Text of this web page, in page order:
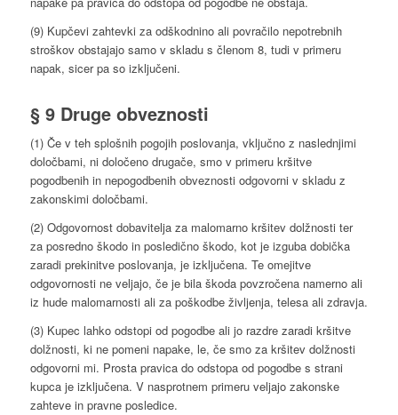
(9) Kupčevi zahtevki za odškodnino ali povračilo nepotrebnih
stroškov obstajajo samo v skladu s členom 8, tudi v primeru
napak, sicer pa so izključeni.
§ 9 Druge obveznosti
(1) Če v teh splošnih pogojih poslovanja, vključno z naslednjimi
določbami, ni določeno drugače, smo v primeru kršitve
pogodbenih in nepogodbenih obveznosti odgovorni v skladu z
zakonskimi določbami.
(2) Odgovornost dobavitelja za malomarno kršitev dolžnosti ter
za posredno škodo in posledično škodo, kot je izguba dobička
zaradi prekinitve poslovanja, je izključena. Te omejitve
odgovornosti ne veljajo, če je bila škoda povzročena namerno ali
iz hude malomarnosti ali za poškodbe življenja, telesa ali zdravja.
(3) Kupec lahko odstopi od pogodbe ali jo razdre zaradi kršitve
dolžnosti, ki ne pomeni napake, le, če smo za kršitev dolžnosti
odgovorni mi. Prosta pravica do odstopa od pogodbe s strani
kupca je izključena. V nasprotnem primeru veljajo zakonske
zahteve in pravne posledice.